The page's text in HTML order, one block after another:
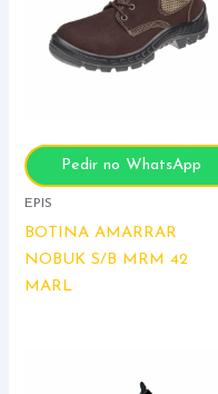
Pedir no WhatsApp
EPIS
BOTINA AMARRAR
NOBUK S/B MRM 42
MARL